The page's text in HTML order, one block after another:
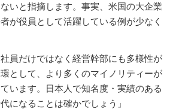
いと指摘します。事実、米国の大企業
が役員として活躍している例が少なく
社員だけではなく経営幹部にも多様性が
として、より多くのマイノリティーが
います。日本人で知名度・実績のある
になることは確かでしょう」